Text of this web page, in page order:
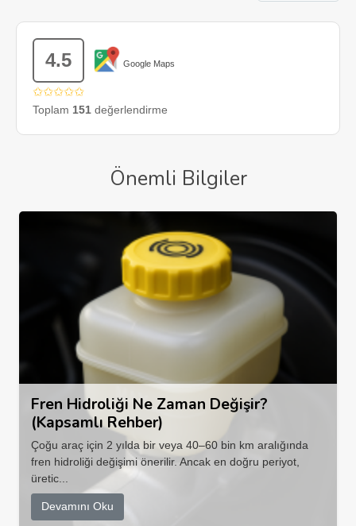
4.5 Google Maps
✩✩✩✩✩
Toplam 151 değerlendirme
Önemli Bilgiler
Fren Hidroliği Ne Zaman Değişir?
(Kapsamlı Rehber)
Çoğu araç için 2 yılda bir veya 40–60 bin km aralığında
fren hidroliği değişimi önerilir. Ancak en doğru periyot,
üretic...
Devamını Oku